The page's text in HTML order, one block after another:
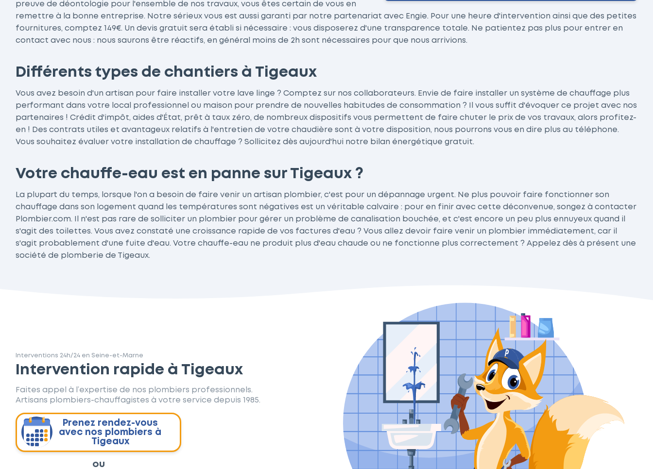
preuve de déontologie pour l'ensemble de nos travaux, vous êtes certain de vous en
remettre à la bonne entreprise. Notre sérieux vous est aussi garanti par notre partenariat avec Engie. Pour une heure d'intervention ainsi que des petites
fournitures, comptez 149€. Un devis gratuit sera établi si nécessaire : vous disposerez d'une transparence totale. Ne patientez pas plus pour entrer en
contact avec nous : nous saurons être réactifs, en général moins de 2h sont nécessaires pour que nous arrivions.
Différents types de chantiers à Tigeaux
Vous avez besoin d'un artisan pour faire installer votre lave linge ? Comptez sur nos collaborateurs. Envie de faire installer un système de chauffage plus
performant dans votre local professionnel ou maison pour prendre de nouvelles habitudes de consommation ? Il vous suffit d'évoquer ce projet avec nos
partenaires ! Crédit d'impôt, aides d'État, prêt à taux zéro, de nombreux dispositifs vous permettent de faire chuter le prix de vos travaux, alors profitez-
en ! Des contrats utiles et avantageux relatifs à l'entretien de votre chaudière sont à votre disposition, nous pourrons vous en dire plus au téléphone.
Vous souhaitez évaluer votre installation de chauffage ? Sollicitez dès aujourd'hui notre bilan énergétique gratuit.
Votre chauffe-eau est en panne sur Tigeaux ?
La plupart du temps, lorsque l'on a besoin de faire venir un artisan plombier, c'est pour un dépannage urgent. Ne plus pouvoir faire fonctionner son
chauffage dans son logement quand les températures sont négatives est un véritable calvaire : pour en finir avec cette déconvenue, songez à contacter
Plombier.com. Il n'est pas rare de solliciter un plombier pour gérer un problème de canalisation bouchée, et c'est encore un peu plus ennuyeux quand il
s'agit des toilettes. Vous avez constaté une croissance rapide de vos factures d'eau ? Vous allez devoir faire venir un plombier immédiatement, car il
s'agit probablement d'une fuite d'eau. Votre chauffe-eau ne produit plus d'eau chaude ou ne fonctionne plus correctement ? Appelez dès à présent une
société de plomberie de Tigeaux.
Interventions 24h/24 en Seine-et-Marne
Intervention rapide à Tigeaux
Faites appel à l’expertise de nos plombiers professionnels.
Artisans plombiers-chauffagistes à votre service depuis 1985.
Prenez rendez-vous
avec nos plombiers à
Tigeaux
ou